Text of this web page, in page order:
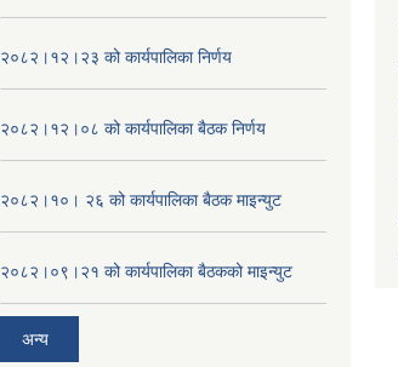
२०८२।१२।२३ को कार्यपालिका निर्णय
२०८२।१२।०८ को कार्यपालिका बैठक निर्णय
२०८२।१०। २६ को कार्यपालिका बैठक माइन्युट
२०८२।०९।२१ को कार्यपालिका बैठकको माइन्युट
अन्य